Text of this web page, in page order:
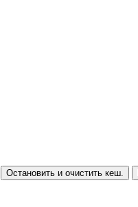
Остановить и очистить кеш.